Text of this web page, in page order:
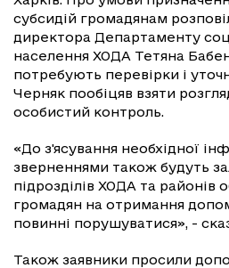
субсидій громадянам
директора Департаменту
населення ХОДА Тетяна
потребують перевірки і
Черняк пообіцяв взяти
особистий контроль.
«До з'ясування необхідної
зверненнями також будуть
підрозділів ХОДА та районів
громадян на отримання
повинні порушуватися», -
Також заявники просили